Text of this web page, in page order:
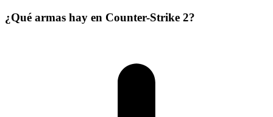
¿Qué armas hay en Counter-Strike 2?